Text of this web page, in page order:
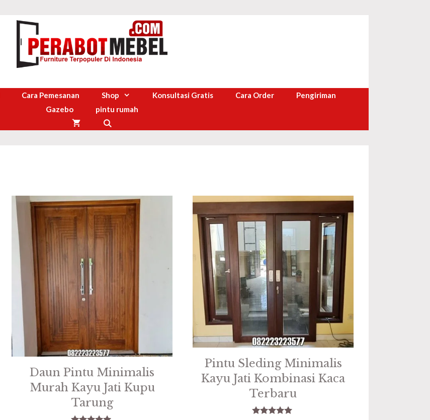
Cara Pemesanan Shop Konsultasi Gratis Cara Order
Pengiriman
Gazebo
pintu rumah
Daun Pintu Minimalis
Murah Kayu Jati Kupu
Tarung
Pintu Sleding Minimalis
Kayu Jati Kombinasi Kaca
Terbaru